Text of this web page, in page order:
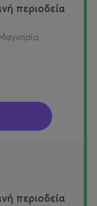
περιοδεία
περιοδεία